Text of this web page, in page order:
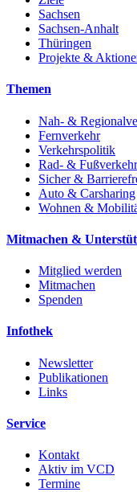
Sachsen
Sachsen-Anhalt
Thüringen
Projekte &
Themen
Nah- &
Fernverkehr
Verkehrspolitik
Rad- & Fußverkehr
Sicher &
Auto & Carsharing
Wohnen &
Mitmachen &
Mitglied werden
Mitmachen
Spenden
Infothek
Newsletter
Publikationen
Links
Service
Kontakt
Aktiv im VCD
Termine